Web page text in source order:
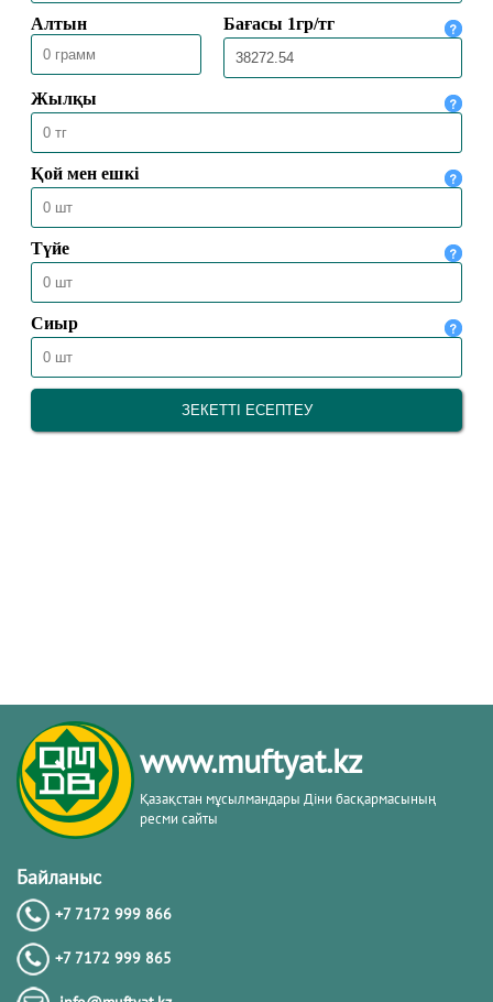
09.01.2026
www.muftyat.kz
Қазақстан мұсылмандары Діни басқармасының
ресми сайты
Байланыс
+7 7172 999 866
+7 7172 999 865